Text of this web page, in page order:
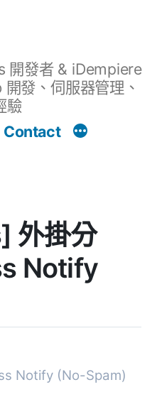
開發者 & iDempiere
發、伺服器管理、
驗
Contact
外掛分
Notify
Notify (No-Spam)
Filter